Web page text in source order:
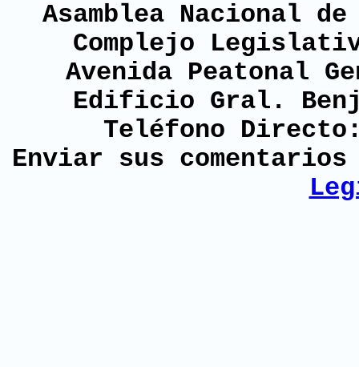
Asamblea Nacional
Complejo
Avenida Peatonal
Edificio Gral.
Teléfono
Enviar sus